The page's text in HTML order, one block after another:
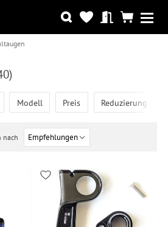
Modell Preis Reduzierung
nach